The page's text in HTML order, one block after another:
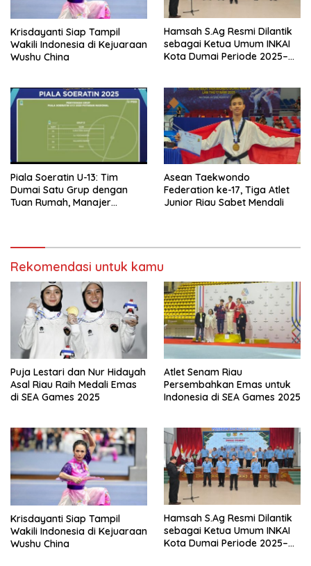
Krisdayanti Siap Tampil
Wakili Indonesia di Kejuaraan
Wushu China
Hamsah S.Ag Resmi Dilantik
sebagai Ketua Umum INKAI
Kota Dumai Periode 2025–
Piala Soeratin U-13: Tim
Dumai Satu Grup dengan
Tuan Rumah, Manajer
Asean Taekwondo
Federation ke-17, Tiga Atlet
Junior Riau Sabet Mendali
Rekomendasi untuk kamu
Puja Lestari dan Nur Hidayah
Asal Riau Raih Medali Emas
di SEA Games 2025
Atlet Senam Riau
Persembahkan Emas untuk
Indonesia di SEA Games 2025
Krisdayanti Siap Tampil
Wakili Indonesia di Kejuaraan
Wushu China
Hamsah S.Ag Resmi Dilantik
sebagai Ketua Umum INKAI
Kota Dumai Periode 2025–